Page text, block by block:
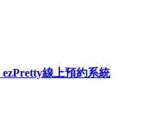
線上預約系統